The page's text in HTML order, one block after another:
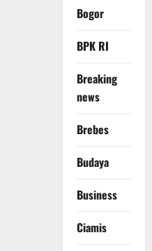
Bogor
BPK RI
Breaking
news
Brebes
Budaya
Business
Ciamis